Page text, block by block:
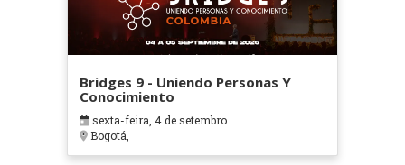
Bridges 9 - Uniendo Personas Y
Conocimiento
sexta-feira, 4 de setembro
Bogotá,